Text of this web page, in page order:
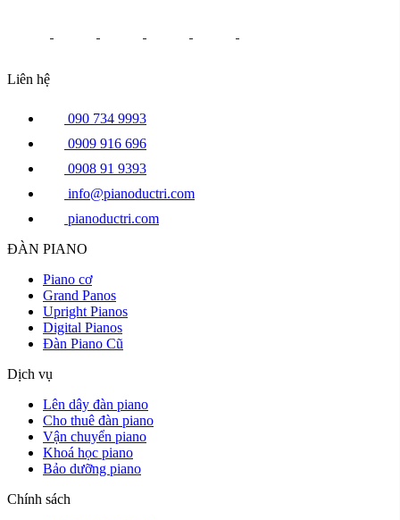
Liên hệ
090 734 9993
0909 916 696
0908 91 9393
info@pianoductri.com
pianoductri.com
ĐÀN PIANO
Piano cơ
Grand Panos
Upright Pianos
Digital Pianos
Đàn Piano Cũ
Dịch vụ
Lên dây đàn piano
Cho thuê đàn piano
Vận chuyển piano
Khoá học piano
Bảo dưỡng piano
Chính sách